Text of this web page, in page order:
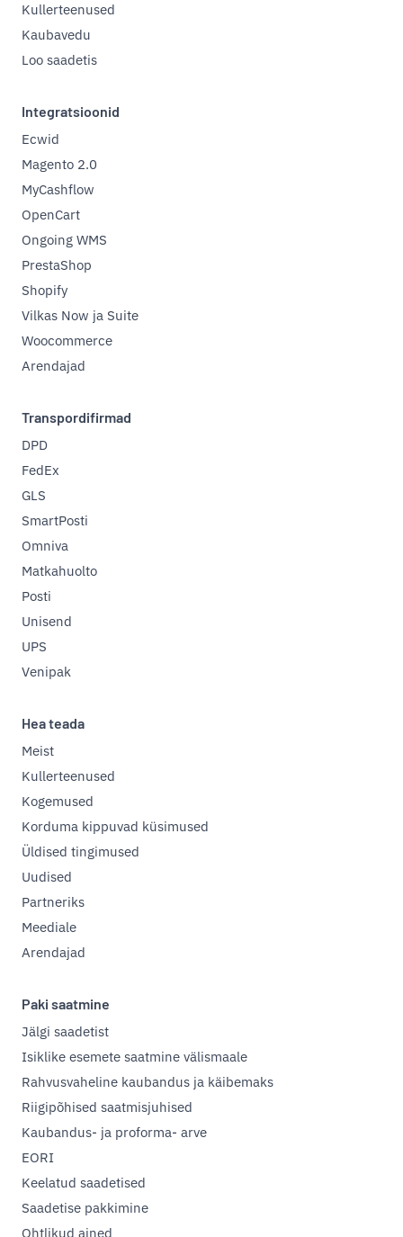
Kullerteenused
Kaubavedu
Loo saadetis
Integratsioonid
Ecwid
Magento 2.0
MyCashflow
OpenCart
Ongoing WMS
PrestaShop
Shopify
Vilkas Now ja Suite
Woocommerce
Arendajad
Transpordifirmad
DPD
FedEx
GLS
SmartPosti
Omniva
Matkahuolto
Posti
Unisend
UPS
Venipak
Hea teada
Meist
Kullerteenused
Kogemused
Korduma kippuvad küsimused
Üldised tingimused
Uudised
Partneriks
Meediale
Arendajad
Paki saatmine
Jälgi saadetist
Isiklike esemete saatmine välismaale
Rahvusvaheline kaubandus ja käibemaks
Riigipõhised saatmisjuhised
Kaubandus- ja proforma- arve
EORI
Keelatud saadetised
Saadetise pakkimine
Ohtlikud ained